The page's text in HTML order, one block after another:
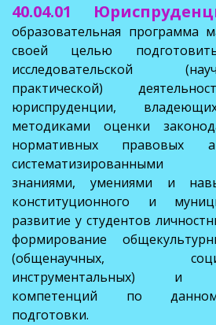
40.04.01
образовательная программа
своей целью
исследовательской
практической)
юриспруденции,
методиками оценки
нормативных правовых
систематизированными
знаниями, умениями и
конституционного и
развитие у студентов
формирование
(общенаучных,
инструментальных) и
компетенций по
подготовки.